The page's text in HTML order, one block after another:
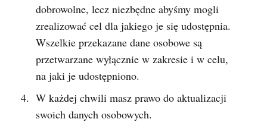
dobrowolne, lecz niezbędne abyśmy mogli
zrealizować cel dla jakiego je się udostępnia.
Wszelkie przekazane dane osobowe są
przetwarzane wyłącznie w zakresie i w celu,
na jaki je udostępniono.
W każdej chwili masz prawo do aktualizacji
swoich danych osobowych.